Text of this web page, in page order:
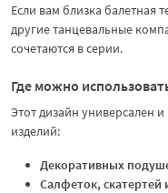
Если вам близка балетная
другие танцевальные
сочетаются в серии.
Где можно
Этот дизайн универсален
изделий:
Декоративных
Салфеток, скатертей